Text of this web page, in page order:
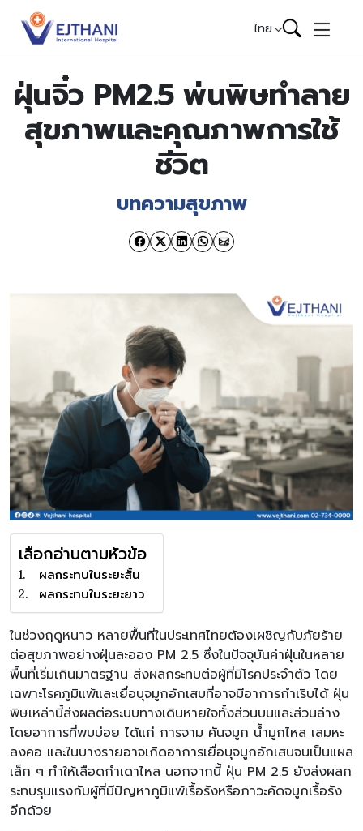
Skip to content
ไทย
ฝุ่นจิ๋ว PM2.5 พ่นพิษทำลาย
สุขภาพและคุณภาพการใช้
ชีวิต
บทความสุขภาพ
เลือกอ่านตามหัวข้อ
ผลกระทบในระยะสั้น
ผลกระทบในระยะยาว
ในช่วงฤดูหนาว หลายพื้นที่ในประเทศไทยต้องเผชิญกับภัยร้าย
ต่อสุขภาพอย่างฝุ่นละออง PM 2.5 ซึ่งในปัจจุบันค่าฝุ่นในหลาย
พื้นที่เริ่มเกินมาตรฐาน ส่งผลกระทบต่อผู้ที่มีโรคประจำตัว โดย
เฉพาะโรคภูมิแพ้และเยื่อบุจมูกอักเสบที่อาจมีอาการกำเริบได้ ฝุ่น
พิษเหล่านี้ส่งผลต่อระบบทางเดินหายใจทั้งส่วนบนและส่วนล่าง
โดยอาการที่พบบ่อย ได้แก่ การจาม คันจมูก น้ำมูกไหล เสมหะ
ลงคอ และในบางรายอาจเกิดอาการเยื่อบุจมูกอักเสบจนเป็นแผล
เล็ก ๆ ทำให้เลือดกำเดาไหล นอกจากนี้ ฝุ่น PM 2.5 ยังส่งผลก
ระทบรุนแรงกับผู้ที่มีปัญหาภูมิแพ้เรื้อรังหรือภาวะคัดจมูกเรื้อรัง
อีกด้วย